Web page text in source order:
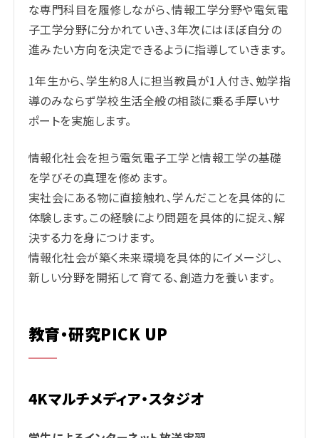
な専門科目を履修しながら、情報工学分野や電気電
子工学分野に分かれていき、3年次にはほぼ自分の
進みたい方向を決定できるように指導していきます。
1年生から、学生約8人に担当教員が1人付き、勉学指
導のみならず学校生活全般の相談に乗る手厚いサ
ポートを実施します。
情報化社会を担う電気電子工学と情報工学の基礎
を学びその真理を修めます。
実社会にある物に直接触れ、学んだことを具体的に
体験します。この経験により問題を具体的に捉え、解
決する力を身につけます。
情報化社会が築く未来環境を具体的にイメージし、
新しい分野を開拓して育てる、創造力を養います。
教育・研究PICK UP
4Kマルチメディア・スタジオ